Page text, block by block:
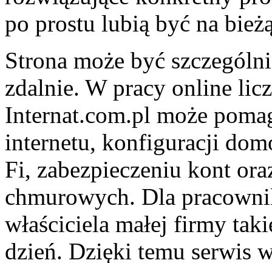
po prostu lubią być na
Strona może być
zdalnie. W pracy online
Internat.com.pl może
internetu, konfiguracji
Fi, zabezpieczeniu kont
chmurowych. Dla
właściciela małej firmy
dzień. Dzięki temu serwis